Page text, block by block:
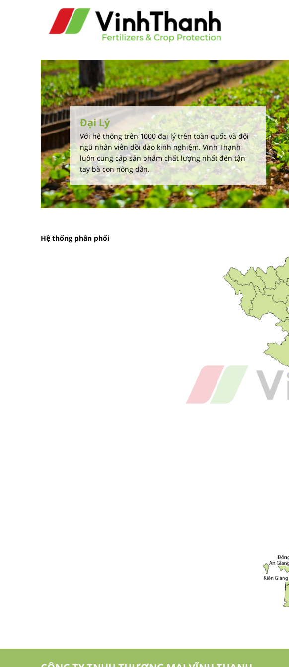
Đại Lý
Với hệ thống trên 1000 đại lý trên toàn quốc và đội
ngũ nhân viên dồi dào kinh nghiệm. Vĩnh Thạnh
luôn cung cấp sản phẩm chất lượng nhất đến tận
tay bà con nông dân.
Hệ thống phân phối